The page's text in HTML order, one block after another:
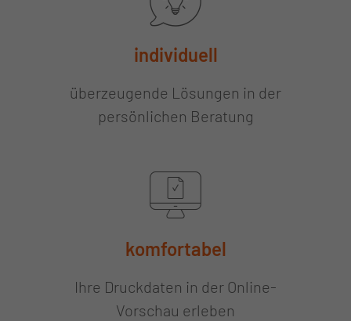
individuell
überzeugende Lösungen in der
persönlichen Beratung
komfortabel
Ihre Druckdaten in der Online-
Vorschau erleben